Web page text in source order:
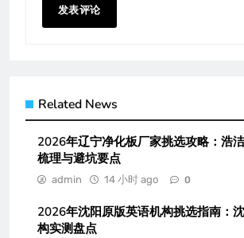
Related News
2026年辽宁净化板厂家挑选攻略：浩
梳理与避坑要点
admin 14 小时 ago 0
2026年沈阳原版英语机构挑选指南：
构实测盘点